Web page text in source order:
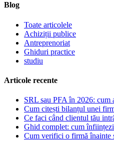
Blog
Toate articolele
Achiziții publice
Antreprenoriat
Ghiduri practice
studiu
Articole recente
SRL sau PFA în 2026: cum
Cum citești bilanțul unei
Ce faci când clientul tău
Ghid complet: cum
Cum verifici o firmă înainte